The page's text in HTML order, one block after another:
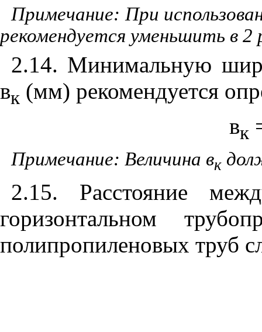
Примечание: При
рекомендуется уменьшить в 2
2.14. Минимальную
вк (мм) рекомендуется
вк
Примечание: Величина вк
2.15. Расстояние
горизонтальном
полипропиленовых труб